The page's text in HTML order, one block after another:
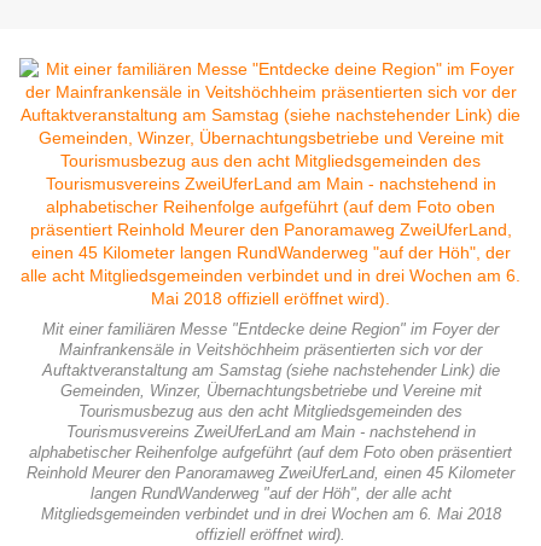
Mit einer familiären Messe "Entdecke deine Region" im Foyer der
Mainfrankensäle in Veitshöchheim präsentierten sich vor der
Auftaktveranstaltung am Samstag (siehe nachstehender Link) die
Gemeinden, Winzer, Übernachtungsbetriebe und Vereine mit
Tourismusbezug aus den acht Mitgliedsgemeinden des
Tourismusvereins ZweiUferLand am Main - nachstehend in
alphabetischer Reihenfolge aufgeführt (auf dem Foto oben präsentiert
Reinhold Meurer den Panoramaweg ZweiUferLand, einen 45 Kilometer
langen RundWanderweg "auf der Höh", der alle acht
Mitgliedsgemeinden verbindet und in drei Wochen am 6. Mai 2018
offiziell eröffnet wird).